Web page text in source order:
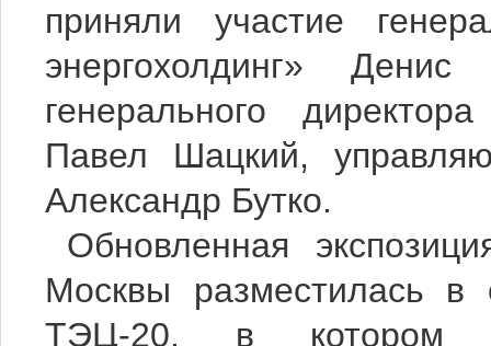
приняли участие
энергохолдинг»
генерального
Павел Шацкий,
Александр Бутко.
Обновленная
Москвы разместилась в
ТЭЦ-20, в котором